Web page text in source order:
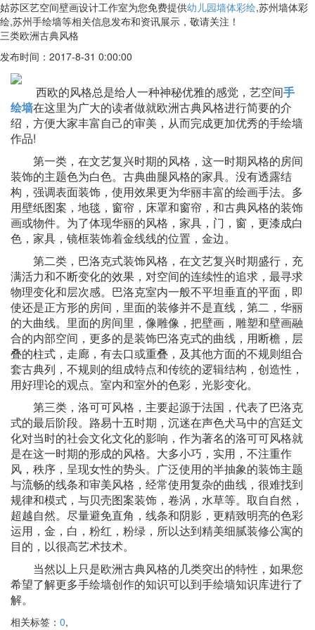
姑苏区艺空间壁画设计工作室为您免费提供幼儿园墙体彩绘,苏州墙体彩
绘,苏州手绘墙等相关信息发布和资讯展示，敬请关注！
三类欧洲古典风格
发布时间：2017-8-31 0:00:00
西欧的风格总是给人一种神秘优雅的感觉，艺空间手
绘墙在这里为广大的读者做就欧洲古典风格进行简要的介
绍，方便大家丰富自己的审美，从而完成更加优秀的手绘墙
作品!
第一类，在文艺复兴时期的风格，这一时期风格的房间
装饰的主题色为白色。古典曲腿风格的家具。没有透露结
构，强调表面装饰，使用效果更为华丽丰富的绘画手法。多
用壁纸图案，地毯，窗帘，床罩和窗帘，和古典风格的装饰
画或物件。为了体现华丽的风格，家具，门，窗，更漆成白
色，家具，镜框装饰着金线线的位置，金边。
第二类，巴洛克式装饰风格，在文艺复兴时期盛行，充
满活力和不断变化的效果，对空间的连续性的追求，最寻求
物理变化和层次感。巴洛克室内一般不平坦垂直的平面，即
使还是正方形的房间，里面的装修并不是直线，第二，华丽
的大曲线。里面的房间里，像雕像，把壁画，雕塑和壁画融
合的内部空间，更多的是装饰巴洛克式的曲线，用断檐，层
叠的柱式，走廊，有去口或重叠，及其他方面的不规则组合
套古典列，不规则的组成特点和传统的逻辑结构，创造性，
用好理论的观点。室内和室外的色彩，光影变化。
第三类，洛可可风格，主要起源于法国，代表了巴洛克
式的最后阶段。路易十五时期，沉迷在声色犬马中的宫廷文
化对当时的社会文化文化的影响，作为著名的洛可可风格就
是在这一时期的形成的风格。大多小巧，实用，不注重作
风，秩序，呈现女性的势头。广泛使用的半抽象的装饰主题
与流畅的线条和审美风格，经常使用复杂的曲线，很难找到
规律和模式，与贝壳图案装饰，卷涡，水草等。取自自然，
超越自然。尽量避免直角，线条和阴影，更精致明亮的色彩
运用，金，白，粉红，粉绿，所以达到精美细腻装修公寓的
目的，以很高艺术技术。
当然以上只是欧洲古典风格的几类突出的特性，如果您
希望了解更多手绘墙创作的知识可以到手绘墙知识库进行了
解。
相关标签： 0,